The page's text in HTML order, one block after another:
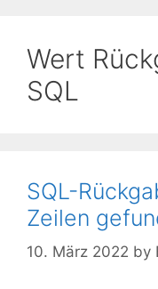
Wert
SQL
SQL-
Zeilen
10. März 2022 by